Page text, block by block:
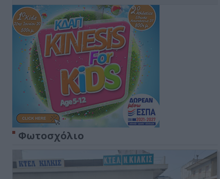
Φωτοσχόλιο